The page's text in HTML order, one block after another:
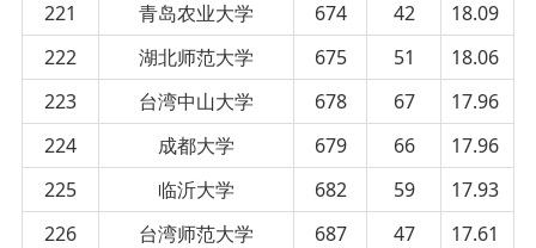
221 青岛农业大学 674 42
18.09
222
湖北师范大学 675 51
18.06
223
台湾中山大学 678 67
17.96
224
成都大学 679 66
17.96
225
临沂大学 682 59
17.93
226
台湾师范大学 687 47
17.61